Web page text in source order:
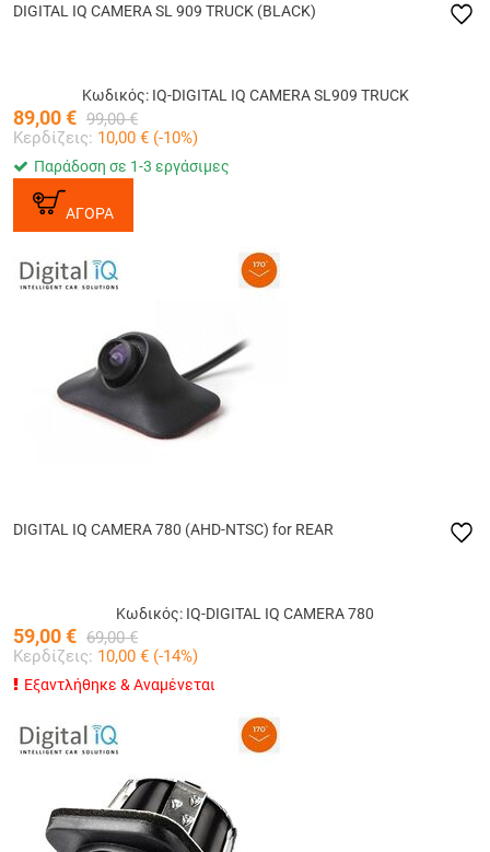
DIGITAL IQ CAMERA SL 909 TRUCK (BLACK)
Κωδικός: IQ-DIGITAL IQ CAMERA SL909 TRUCK
89,00€ 99,00 €
Κερδίζεις: 10,00 € (-10%)
Παράδοση σε 1-3 εργάσιμες
ΑΓΟΡΑ
DIGITAL IQ CAMERA 780 (AHD-NTSC) for REAR
Κωδικός: IQ-DIGITAL IQ CAMERA 780
59,00€ 69,00 €
Κερδίζεις: 10,00 € (-14%)
Εξαντλήθηκε & Αναμένεται